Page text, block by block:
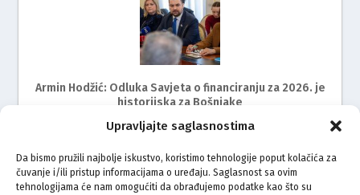
Upravljajte saglasnostima
Da bismo pružili najbolje iskustvo, koristimo tehnologije poput kolačića za
čuvanje i/ili pristup informacijama o uređaju. Saglasnost sa ovim
tehnologijama će nam omogućiti da obrađujemo podatke kao što su
Armin Hodžić: Odluka Savjeta o financiranju za 2026. je
historijska za Bošnjake